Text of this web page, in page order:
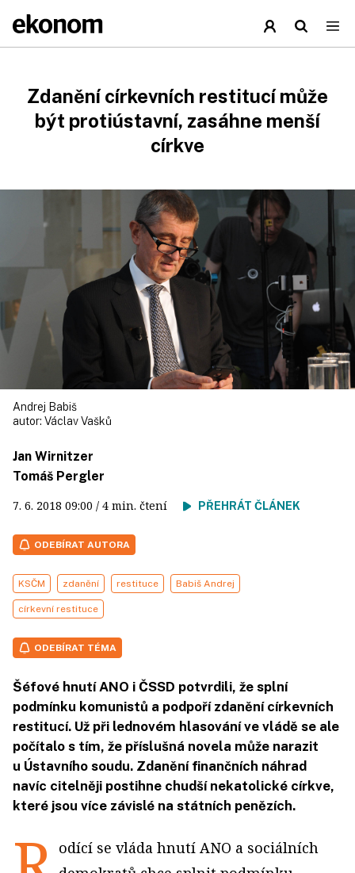
Zdanění církevních restitucí může
být protiústavní, zasáhne menší
církve
Andrej Babiš
autor: Václav Vašků
Jan Wirnitzer
Tomáš Pergler
7. 6. 2018 09:00 / 4 min. čtení PŘEHRÁT ČLÁNEK
ODEBÍRAT AUTORA
KSČM zdanění restituce Babiš Andrej
církevní restituce
ODEBÍRAT TÉMA
Šéfové hnutí ANO i ČSSD potvrdili, že splní
podmínku komunistů a podpoří zdanění církevních
restitucí. Už při lednovém hlasování ve vládě se ale
počítalo s tím, že příslušná novela může narazit
u Ústavního soudu. Zdanění finančních náhrad
navíc citelněji postihne chudší nekatolické církve,
které jsou více závislé na státních penězích.
odící se vláda hnutí ANO a sociálních